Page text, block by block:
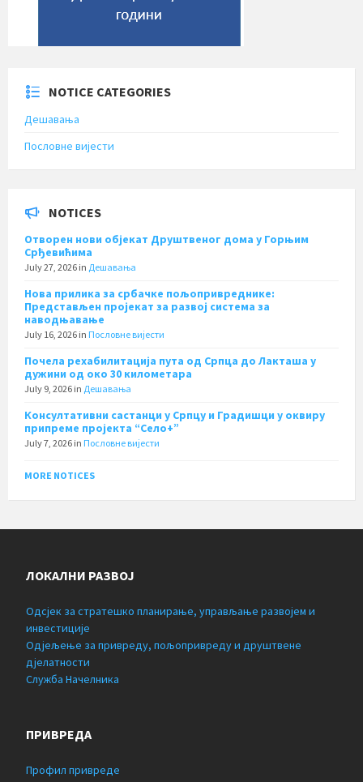
NOTICE CATEGORIES
Дешавања
Пословне вијести
NOTICES
Отворен нови објекат Друштвеног дома у Горњим
Срђевићима
July 27, 2026 in Дешавања
Нова прилика за србачке пољопривреднике:
Представљен пројекат за развој система за
наводњавање
July 16, 2026 in Пословне вијести
Почела рехабилитација пута од Српца до Лакташа у
дужини од око 30 километара
July 9, 2026 in Дешавања
Консултативни састанци у Српцу и Градишци у оквиру
припреме пројекта “Село+”
July 7, 2026 in Пословне вијести
MORE NOTICES
ЛОКАЛНИ РАЗВОЈ
Одсјек за стратешко планирање, управљање развојем и
инвестиције
Одјељење за привреду, пољопривреду и друштвене
дјелатности
Служба Начелника
ПРИВРЕДА
Профил привреде